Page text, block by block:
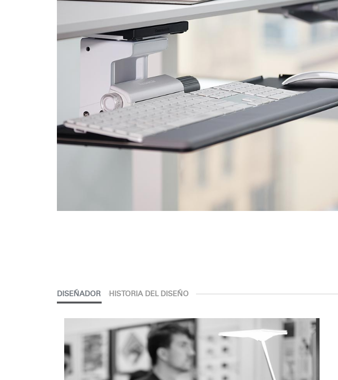
¿Ha olvidado su contraseña?
España
Select
Region
DISEÑADOR HISTORIA DEL DISEÑO